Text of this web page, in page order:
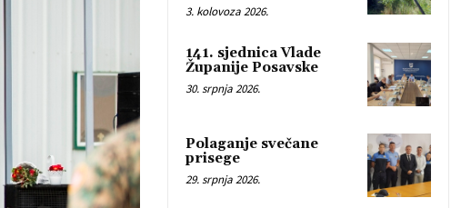
3. kolovoza 2026.
141. sjednica Vlade
Županije Posavske
30. srpnja 2026.
Polaganje svečane
prisege
29. srpnja 2026.